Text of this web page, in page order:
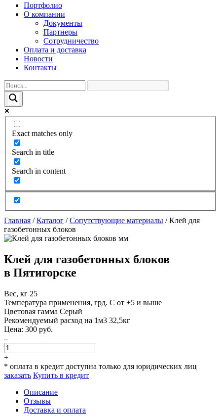
Портфолио
О компании
Документы
Партнеры
Сотрудничество
Оплата и доставка
Новости
Контакты
Exact matches only
Search in title
Search in content
Главная /Каталог /Сопутствующие материалы /Клей для
газобетонных блоков
Клей для газобетонных блоков
в Пятигорске
Вес, кг 25
Температура применения, грд. С от +5 и выше
Цветовая гамма Серый
Рекомендуемый расход на 1м3 32,5кг
Цена: 300 руб.
–
+
* оплата в кредит доступна только для юридических лиц
заказать Купить в кредит
Описание
Отзывы
Доставка и оплата